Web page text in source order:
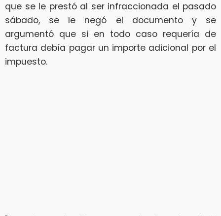
que se le prestó al ser infraccionada el pasado
sábado, se le negó el documento y se
argumentó que si en todo caso requería de
factura debía pagar un importe adicional por el
impuesto.